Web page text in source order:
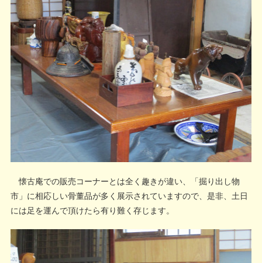
懐古庵での販売コーナーとは全く趣きが違い、「掘り出し物
市」に相応しい骨董品が多く展示されていますので、是非、土日
には足を運んで頂けたら有り難く存じます。